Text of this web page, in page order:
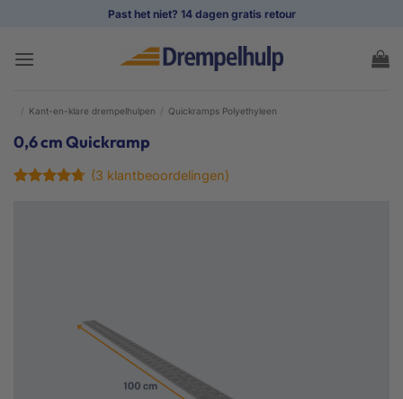
inhoud
Past het niet? 14 dagen gratis retour
/ Kant-en-klare drempelhulpen / Quickramps Polyethyleen
0,6 cm Quickramp
(3 klantbeoordelingen)